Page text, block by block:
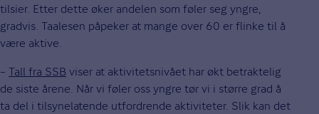
tilsier. Etter dette øker andelen som føler seg yngre,
gradvis. Taalesen påpeker at mange over 60 er flinke til å
være aktive.
– Tall fra SSB viser at aktivitetsnivået har økt betraktelig
de siste årene. Når vi føler oss yngre tør vi i større grad å
ta del i tilsynelatende utfordrende aktiviteter. Slik kan det